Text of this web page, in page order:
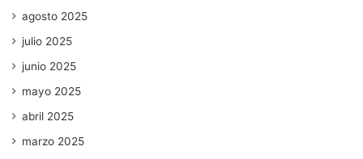
agosto 2025
julio 2025
junio 2025
mayo 2025
abril 2025
marzo 2025